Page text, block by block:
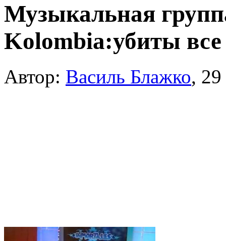
Музыкальная
Kolombia:убиты
Автор: Василь Блажко,